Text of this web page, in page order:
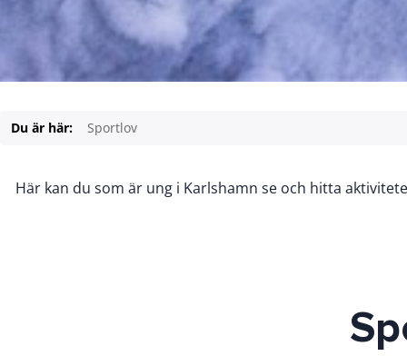
Du är här: Sportlov
Här kan du som är ung i Karlshamn se och hitta